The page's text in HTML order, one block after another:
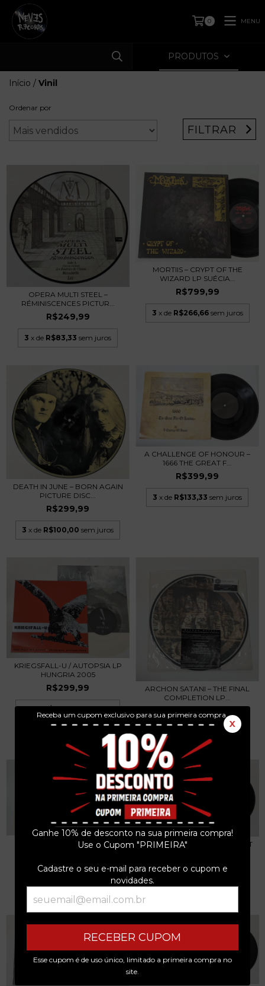
Receba um cupom exclusivo para sua primeira compra.
X
Ganhe 10% de desconto na sua primeira compra!
Use o Cupom "PRIMEIRA"
Cadastre o seu e-mail para receber o cupom e
novidades.
RECEBER CUPOM
Esse cupom é de uso único, limitado a primeira compra no
site.
0 MENU
PRODUTOS
Início / Vinil
Ordenar por
FILTRAR
OPERA MULTI STEEL –
RÉMINISCENCES PICTUR...
R$249,99
3 x de R$83,33 sem juros
MORTIIS – CRYPT OF THE
WIZARD LP SUÉCIA...
R$799,99
3 x de R$266,66 sem juros
DEATH IN JUNE – BORN AGAIN
PICTURE DISC...
R$299,99
3 x de R$100,00 sem juros
A CHALLENGE OF HONOUR –
1666 THE GREAT F...
R$399,99
3 x de R$133,33 sem juros
KRIEGSFALL-U / AUTOPSIA LP
HUNGRIA 2005
R$299,99
3 x deR$100,00 sem juros
ARCHON SATANI – THE FINAL
COMPLETION LP...
R$199,99
x de sem juros
LUFTWAFFE / AWEN
R$149,99
3 x deR$50,00 sem juros
COLD FUSION – 63 DAYS (PART
R$149,99
3 x deR$50,00 sem juros